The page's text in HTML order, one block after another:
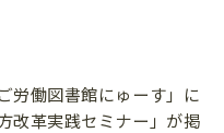
労働図書館にゅーす」に
改革実践セミナー」が掲